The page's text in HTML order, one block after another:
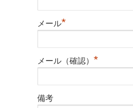
メール*
メール（確認） *
備考